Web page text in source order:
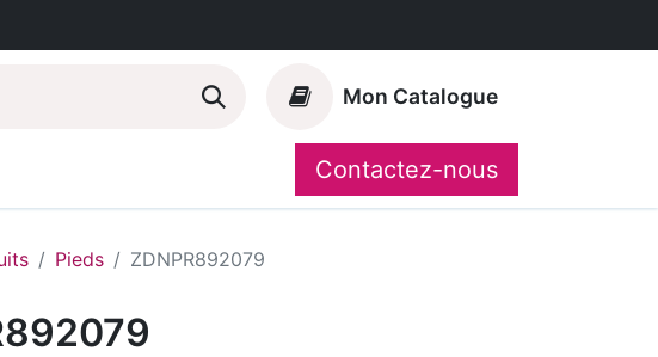
Mon Catalogue
CompoShop
Contactez-nous
Pieds ZDNPR892079